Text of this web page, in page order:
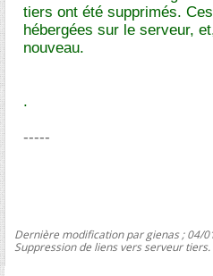
tiers ont été supprimés.
hébergées sur le serveur,
nouveau.
.
-----
Dernière modification par gienas ; 04/
Suppression de liens vers serveur tiers.